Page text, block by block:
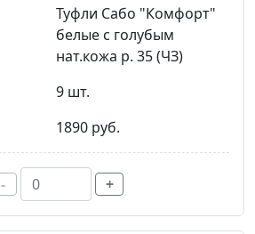
Туфли Сабо "Комфорт"
белые с голубым
нат.кожа р. 35 (ЧЗ)
9 шт.
1890 руб.
- +